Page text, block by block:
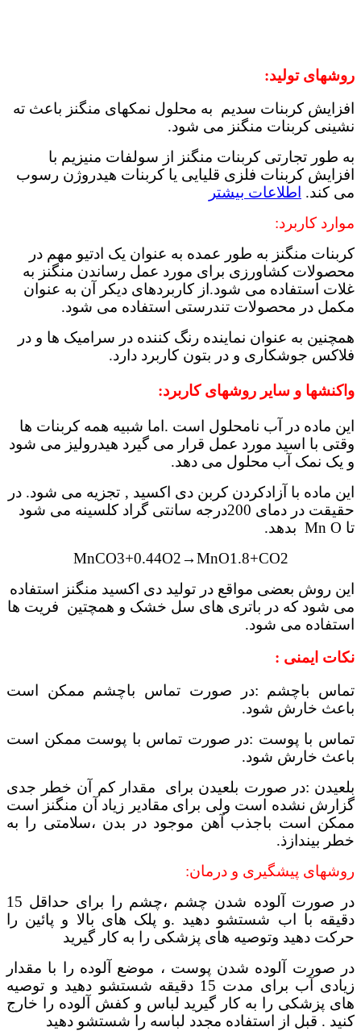
روشهای تولید:
افزایش کربنات سدیم به محلول نمکهای منگنز باعث ته
نشینی کربنات منگنز می شود.
به طور تجارتی کربنات منگنز از سولفات منیزیم با
افزایش کربنات فلزی قلیایی یا کربنات هیدروژن رسوب
می کند. اطلاعات بیشتر
موارد کاربرد:
کربنات منگنز به طور عمده به عنوان یک ادتیو مهم در
محصولات کشاورزی برای مورد عمل رساندن منگنز به
غلات استفاده می شود.از کاربردهای دیکر آن به عنوان
مکمل در محصولات تندرستی استفاده می شود.
همچنین به عنوان نماینده رنگ کننده در سرامیک ها و در
فلاکس جوشکاری و در بتون کاربرد دارد.
واکنشها و سایر روشهای کاربرد:
این ماده در آب نامحلول است .اما شبیه همه کربنات ها
وقتی با اسید مورد عمل قرار می گیرد هیدرولیز می شود
و یک نمک آب محلول می دهد.
این ماده با آزادکردن کربن دی اکسید ‚ تجزیه می شود. در
حقیقت در دمای 200درجه سانتی گراد کلسینه می شود
تا Mn O بدهد.
MnCO3+0.44O2→MnO1.8+CO2
این روش بعضی مواقع در تولید دی اکسید منگنز استفاده
می شود که در باتری های سل خشک و همچتین فریت ها
استفاده می شود.
نکات ایمنی :
تماس باچشم :در صورت تماس باچشم ممکن است
باعث خارش شود.
تماس با پوست :در صورت تماس با پوست ممکن است
باعث خارش شود.
بلعیدن :در صورت بلعیدن برای مقدار کم آن خطر جدی
گزارش نشده است ولی برای مقادیر زیاد آن منگنز است
ممکن است باجذب آهن موجود در بدن ،سلامتی را به
خطر بیندازذ.
روشهای پیشگیری و درمان:
در صورت آلوده شدن چشم ،چشم را برای حداقل 15
دقیقه با اب شستشو دهید .و پلک های بالا و پائین را
حرکت دهید وتوصیه های پزشکی را به کار گیرید
در صورت آلوده شدن پوست ، موضع آلوده را با مقدار
زیادی آب برای مدت 15 دقیقه شستشو دهید و توصیه
های پزشکی را به کار گیرید لباس و کفش آلوده را خارج
کنید . قبل از استفاده مجدد لباسه را شستشو دهید